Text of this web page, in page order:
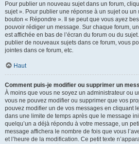
Pour publier un nouveau sujet dans un forum,
sujet ». Pour publier une réponse à un sujet ou un
bouton « Répondre ». Il se peut que vous ayez
pouvoir rédiger un message. Sur chaque forum,
est affichée en bas de l’écran du forum ou du
publier de nouveaux sujets dans ce forum, vous
jointes dans ce forum, etc.
Haut
Comment puis-je modifier ou supprimer un
À moins que vous ne soyez un administrateur ou
vous ne pouvez modifier ou supprimer que vos
pouvez modifier un de vos messages en cliquant
dans une limite de temps après que le message
quelqu’un a déjà répondu à votre message, un
message affichera le nombre de fois que vous
et l’heure de la modification. Ce petit texte